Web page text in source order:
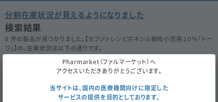
分割在庫状況が見えるようになりました
検索結果
0 件の製品が見つかりました。【セフジトレンピボキシル細粒小児用１０％「トー
ワ」 】の、在庫状況は以下の通りです。
在庫がない場合は★ボタンを押してお気に入り登録をしておきましょう。
200件
Pharmarket（ファルマーケット）へ
アクセスいただきありがとうございます。
当サイトは、国内の医療機関向けに限定した
サービスの提供を目的としております。